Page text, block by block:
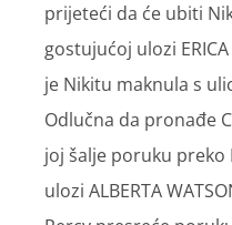
prijeteći da će ubiti
gostujućoj ulozi
je Nikitu maknula s
Odlučna da pronađe
joj šalje poruku
ulozi ALBERTA